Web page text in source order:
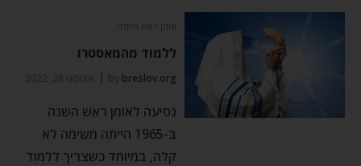
אומן ראש השנה
ללמוד מהמאסטרו
by breslov.org אוגוסט 28, 2022
נסיעה לאומן ראש השנה
ב-1965 הייתה משימה לא
קלה, במיוחד כשצריך ללמוד